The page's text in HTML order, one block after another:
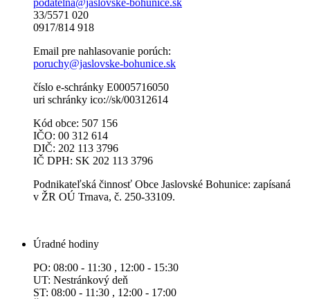
33/5571 020
0917/814 918
Email pre nahlasovanie porúch:
poruchy@jaslovske-bohunice.sk
číslo e-schránky E0005716050
uri schránky ico://sk/00312614
Kód obce: 507 156
IČO: 00 312 614
DIČ: 202 113 3796
IČ DPH: SK 202 113 3796
Podnikateľská činnosť Obce Jaslovské Bohunice: zapísaná
v ŽR OÚ Trnava, č. 250-33109.
Úradné hodiny
PO: 08:00 - 11:30 , 12:00 - 15:30
UT: Nestránkový deň
ST: 08:00 - 11:30 , 12:00 - 17:00